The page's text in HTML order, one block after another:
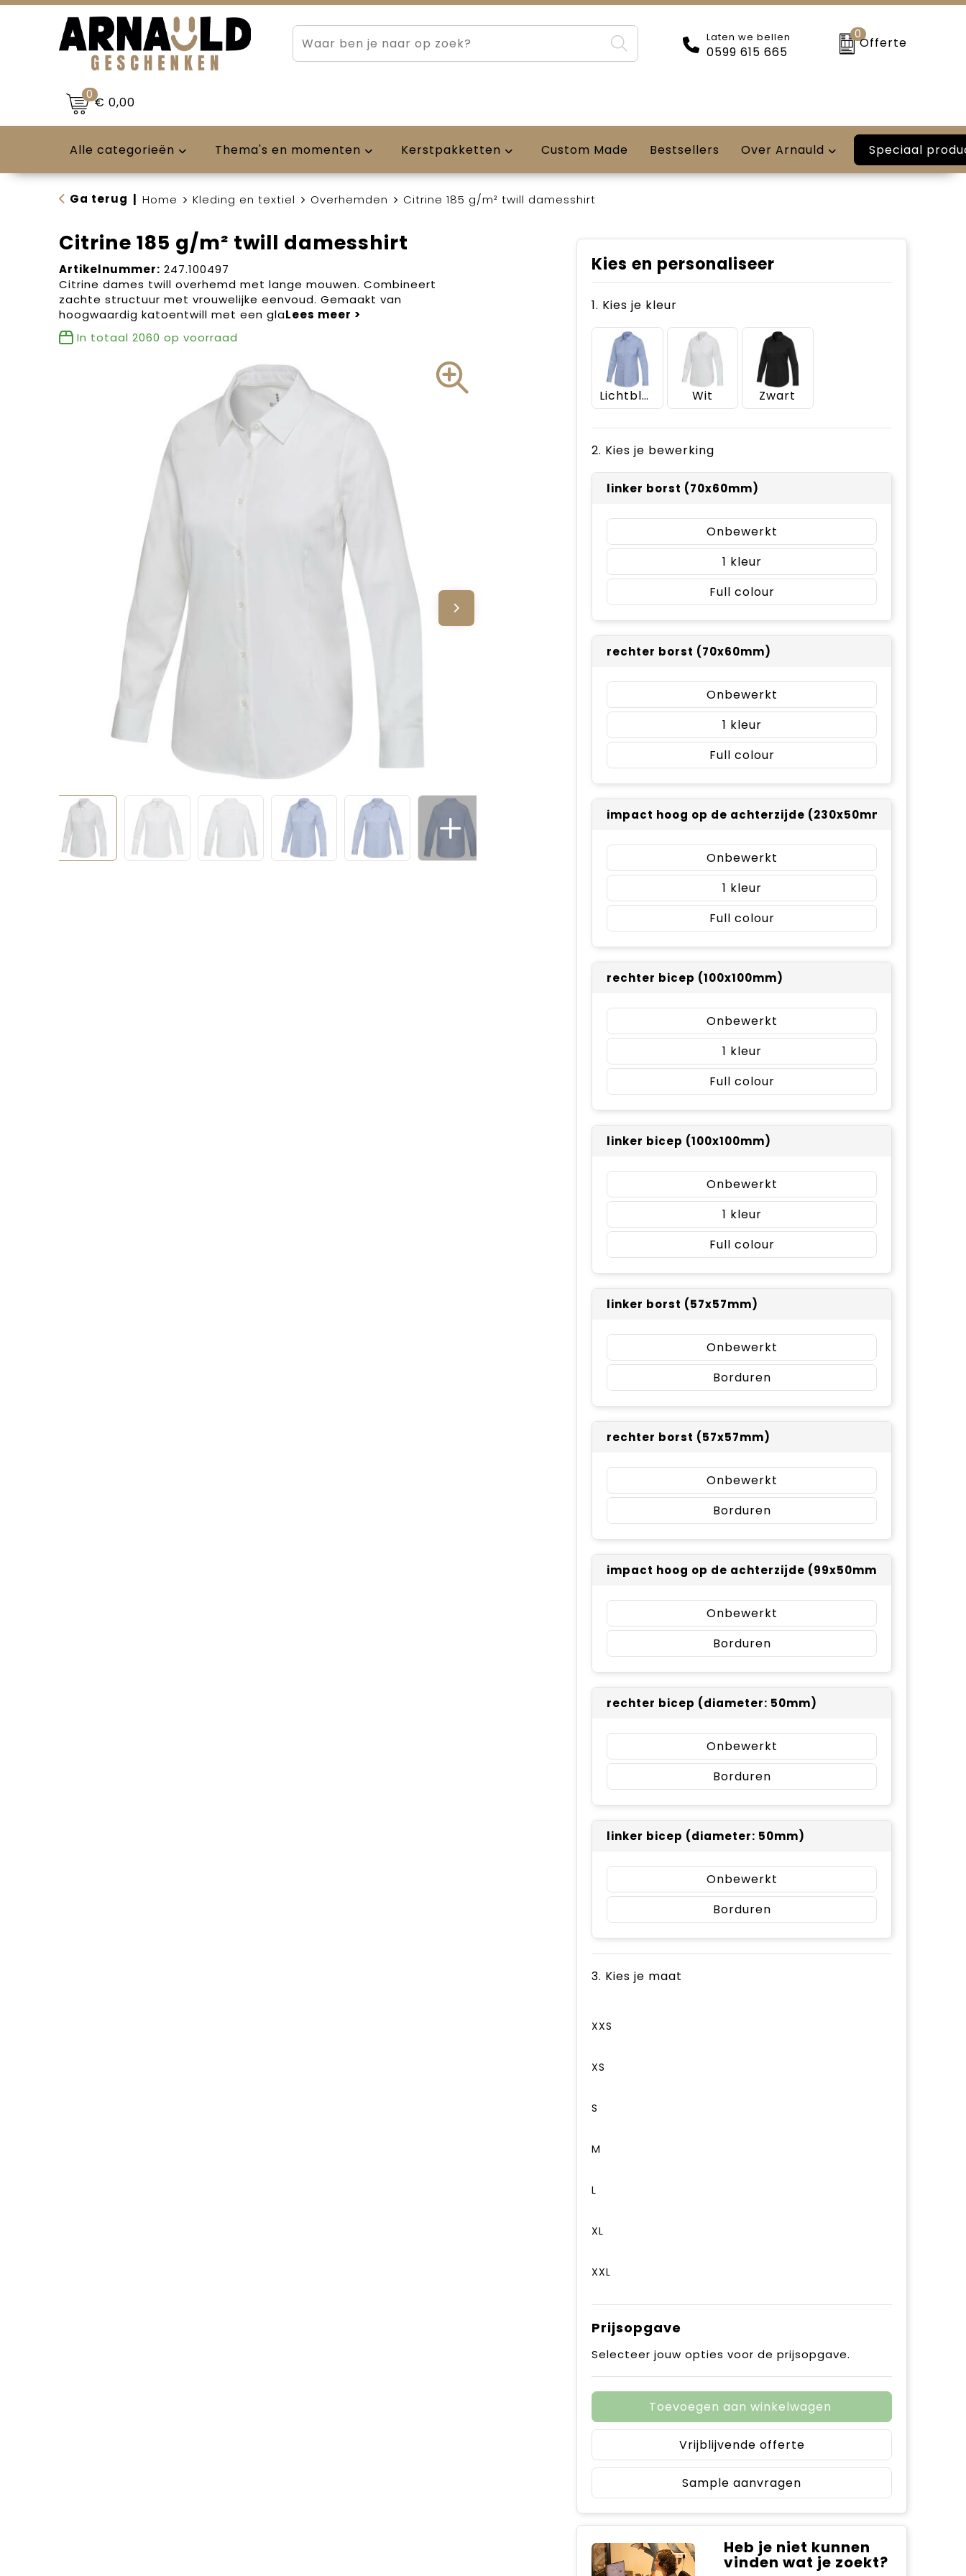
Laten we bellen
0599 615 665
0
Offerte
0€ 0,00
Alle categorieën Thema's en momenten Kerstpakketten Custom Made Bestsellers Over Arnauld Speciaal
Ga terug Home Kleding en textiel Overhemden Citrine 185 g/m² twill damesshirt
Citrine 185 g/m² twill damesshirt
Artikelnummer: 247.100497
Citrine dames twill overhemd met lange mouwen. Combineert
zachte structuur met vrouwelijke eenvoud. Gemaakt van
hoogwaardig katoentwill met een gla
In totaal 2060 op voorraad
Kies en personaliseer
1. Kies je kleur
Lichtblauw Wit Zwart
2. Kies je bewerking
linker borst (70x60mm)
Onbewerkt
1
Full colour
rechter borst (70x60mm)
Onbewerkt
1
Full colour
impact hoog op de achterzijde (230x50mm)
Onbewerkt
1
Full colour
rechter bicep (100x100mm)
Onbewerkt
1
Full colour
linker bicep (100x100mm)
Onbewerkt
1
Full colour
linker borst (57x57mm)
Onbewerkt
Borduren
rechter borst (57x57mm)
Onbewerkt
Borduren
impact hoog op de achterzijde (99x50mm)
Onbewerkt
Borduren
rechter bicep (diameter: 50mm)
Onbewerkt
Borduren
linker bicep (diameter: 50mm)
Onbewerkt
Borduren
3. Kies je maat
XXS
XS
S
M
L
XL
XXL
Prijsopgave
Selecteer jouw opties voor de prijsopgave.
Toevoegen aan winkelwagen
Vrijblijvende offerte
Sample aanvragen
Heb je niet kunnen
vinden wat je zoekt?